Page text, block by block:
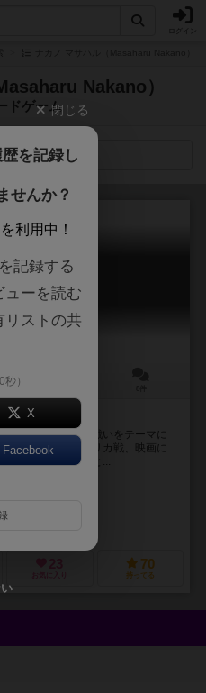
Nakano）
ドゲーム
ニュー
車軍団
Corps
のヨーロッパでの戦いをテーマに
軍が活躍したアフリカ戦、映画に
線におけるドイツと...
）
70
持ってる
閉じる
を記録し
せんか？
利用中！
記録する
ューを読む
リストの共
）
X
Facebook